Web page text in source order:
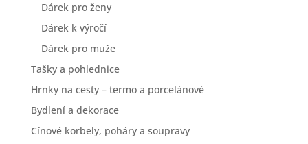
Dárek pro ženy
Dárek k výročí
Dárek pro muže
Tašky a pohlednice
Hrnky na cesty – termo a porcelánové
Bydlení a dekorace
Cínové korbely, poháry a soupravy